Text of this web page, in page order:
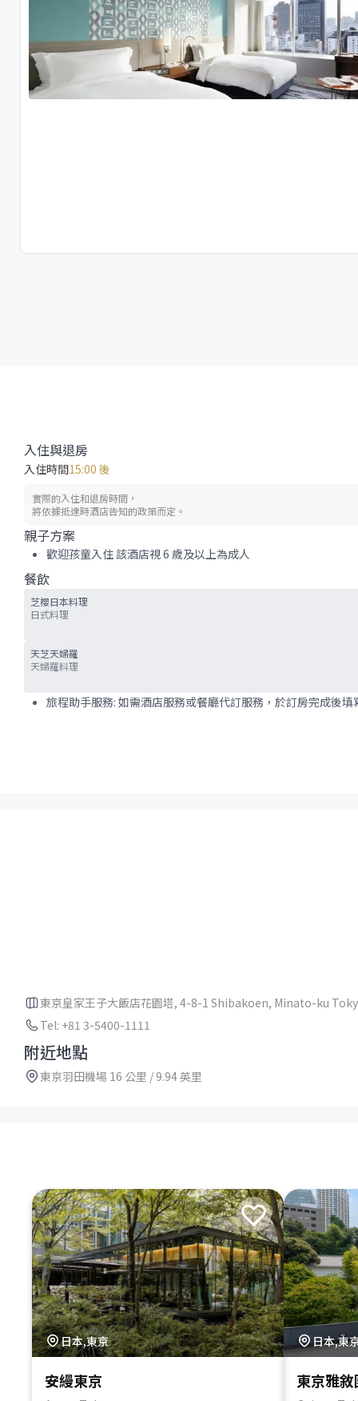
入住與退房
入住時間15:00 後
實際的入住和退房時間，
將依據抵達時酒店告知的政策而定。
親子方案
歡迎孩童入住 該酒店視 6 歲及以上為成人
餐飲
芝櫻日本料理
日式料理
天芝天婦羅
天婦羅料理
旅程助手服務: 如需酒店服務或餐廳代訂服務，於訂房完成後
東京皇家王子大飯店花園塔, 4-8-1 Shibakoen, Minato-ku
Tel: +81 3-5400-1111
附近地點
東京羽田機場 16 公里 / 9.94 英里
日本,東京
安縵東京
日本,東
東京雅